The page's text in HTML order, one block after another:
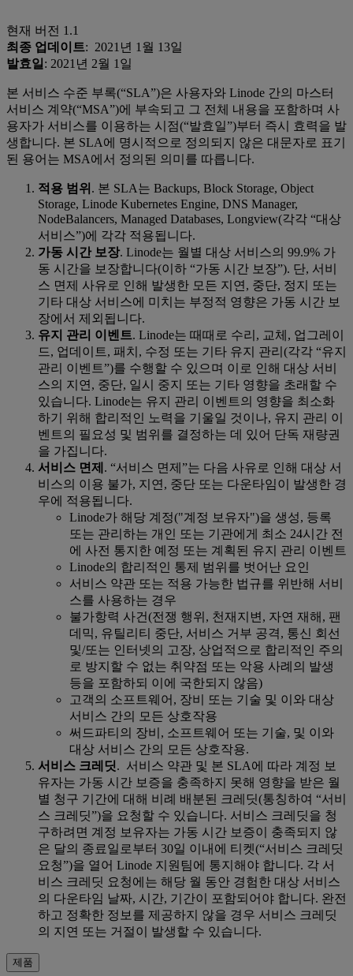
현재 버전 1.1
최종 업데이트: 2021년 1월 13일
발효일 : 2021년 2월 1일
본 서비스 수준 부록(“SLA”)은 사용자와 Linode 간의 마스터
서비스 계약(“MSA”)에 부속되고 그 전체 내용을 포함하며 사
용자가 서비스를 이용하는 시점(“발효일”)부터 즉시 효력을 발
생합니다. 본 SLA에 명시적으로 정의되지 않은 대문자로 표기
된 용어는 MSA에서 정의된 의미를 따릅니다.
적용 범위 . 본 SLA는 Backups, Block Storage, Object
Storage, Linode Kubernetes Engine, DNS Manager,
NodeBalancers, Managed Databases, Longview(각각 “대상
서비스”)에 각각 적용됩니다.
가동 시간 보장. Linode는 월별 대상 서비스의 99.9% 가
동 시간을 보장합니다(이하 “가동 시간 보장”). 단, 서비
스 면제 사유로 인해 발생한 모든 지연, 중단, 정지 또는
기타 대상 서비스에 미치는 부정적 영향은 가동 시간 보
장에서 제외됩니다.
유지 관리 이벤트. Linode는 때때로 수리, 교체, 업그레이
드, 업데이트, 패치, 수정 또는 기타 유지 관리(각각 “유지
관리 이벤트”)를 수행할 수 있으며 이로 인해 대상 서비
스의 지연, 중단, 일시 중지 또는 기타 영향을 초래할 수
있습니다. Linode는 유지 관리 이벤트의 영향을 최소화
하기 위해 합리적인 노력을 기울일 것이나, 유지 관리 이
벤트의 필요성 및 범위를 결정하는 데 있어 단독 재량권
을 가집니다.
서비스 면제 . “서비스 면제”는 다음 사유로 인해 대상 서
비스의 이용 불가, 지연, 중단 또는 다운타임이 발생한 경
우에 적용됩니다.
Linode가 해당 계정("계정 보유자")을 생성, 등록
또는 관리하는 개인 또는 기관에게 최소 24시간 전
에 사전 통지한 예정 또는 계획된 유지 관리 이벤트
Linode의 합리적인 통제 범위를 벗어난 요인
서비스 약관 또는 적용 가능한 법규를 위반해 서비
스를 사용하는 경우
불가항력 사건(전쟁 행위, 천재지변, 자연 재해, 팬
데믹, 유틸리티 중단, 서비스 거부 공격, 통신 회선
및/또는 인터넷의 고장, 상업적으로 합리적인 주의
로 방지할 수 없는 취약점 또는 악용 사례의 발생
등을 포함하되 이에 국한되지 않음)
고객의 소프트웨어, 장비 또는 기술 및 이와 대상
서비스 간의 모든 상호작용
써드파티의 장비, 소프트웨어 또는 기술, 및 이와
대상 서비스 간의 모든 상호작용.
서비스 크레딧. 서비스 약관 및 본 SLA에 따라 계정 보
유자는 가동 시간 보증을 충족하지 못해 영향을 받은 월
별 청구 기간에 대해 비례 배분된 크레딧(통칭하여 “서비
스 크레딧”)을 요청할 수 있습니다. 서비스 크레딧을 청
구하려면 계정 보유자는 가동 시간 보증이 충족되지 않
은 달의 종료일로부터 30일 이내에 티켓(“서비스 크레딧
요청”)을 열어 Linode 지원팀에 통지해야 합니다. 각 서
비스 크레딧 요청에는 해당 월 동안 경험한 대상 서비스
의 다운타임 날짜, 시간, 기간이 포함되어야 합니다. 완전
하고 정확한 정보를 제공하지 않을 경우 서비스 크레딧
의 지연 또는 거절이 발생할 수 있습니다.
제품